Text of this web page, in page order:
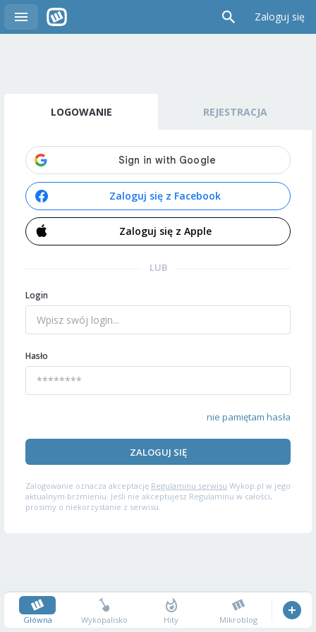
Zaloguj się
LOGOWANIE REJESTRACJA
Zaloguj się z Facebook
Zaloguj się z Apple
LUB
Login
Hasło
nie pamiętam hasła
ZALOGUJ SIĘ
Zalogowanie oznacza akceptację Regulaminu serwisu Wykop.pl w jego
aktualnym brzmieniu. Jeśli nie akceptujesz Regulaminu w całości,
prosimy o niekorzystanie z serwisu.
Główna Wykopalisko Hity Mikroblog